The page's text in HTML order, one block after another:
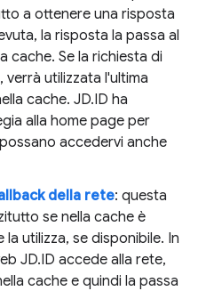
a ottenere una risposta
la risposta la passa al
cache. Se la richiesta di
utilizzata l'ultima
cache. JD.ID ha
alla home page per
accedervi anche
della rete: questa
se nella cache è
utilizza, se disponibile. In
JD.ID accede alla rete,
cache e quindi la passa